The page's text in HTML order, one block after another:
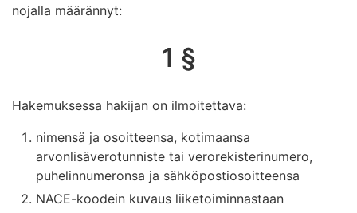
nojalla määrännyt:
1 §
Hakemuksessa hakijan on ilmoitettava:
nimensä ja osoitteensa, kotimaansa
arvonlisäverotunniste tai verorekisterinumero,
puhelinnumeronsa ja sähköpostiosoitteensa
NACE-koodein kuvaus liiketoiminnastaan